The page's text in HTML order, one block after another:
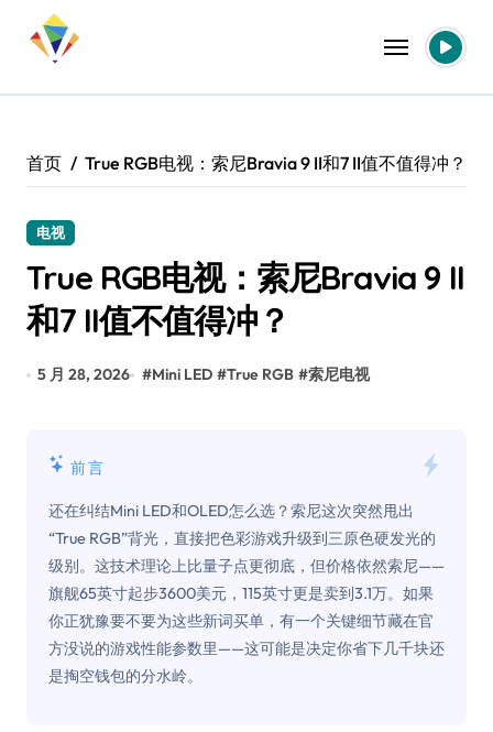
首页 True RGB电视：索尼Bravia 9 II和7 II值不值得冲？
电视
True RGB电视：索尼Bravia 9 II
和7 II值不值得冲？
5 月 28, 2026 #Mini LED #True RGB #索尼电视
前言
还在纠结Mini LED和OLED怎么选？索尼这次突然甩出
“True RGB”背光，直接把色彩游戏升级到三原色硬发光的
级别。这技术理论上比量子点更彻底，但价格依然索尼——
旗舰65英寸起步3600美元，115英寸更是卖到3.1万。如果
你正犹豫要不要为这些新词买单，有一个关键细节藏在官
方没说的游戏性能参数里——这可能是决定你省下几千块还
是掏空钱包的分水岭。